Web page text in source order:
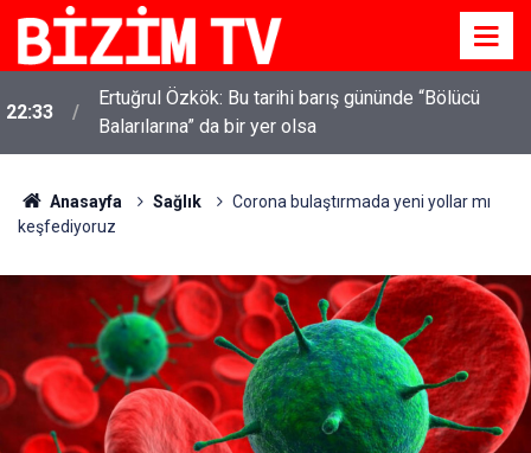
22:33
Ertuğrul Özkök: Bu tarihi barış gününde “Bölücü
Balarılarına” da bir yer olsa
Anasayfa Sağlık
Corona bulaştırmada yeni yollar mı
keşfediyoruz